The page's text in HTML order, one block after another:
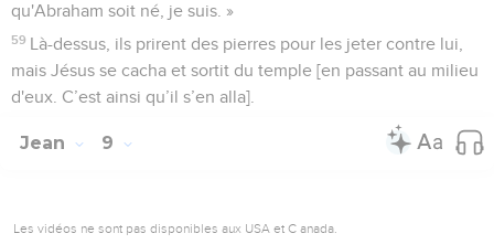
qu'Abraham soit né, je suis. »
59 Là-dessus, ils prirent des pierres pour les jeter contre lui,
mais Jésus se cacha et sortit du temple [en passant au milieu
d'eux. C’est ainsi qu’il s’en alla].
Jean 9
Les vidéos ne sont pas disponibles aux USA et C anada.